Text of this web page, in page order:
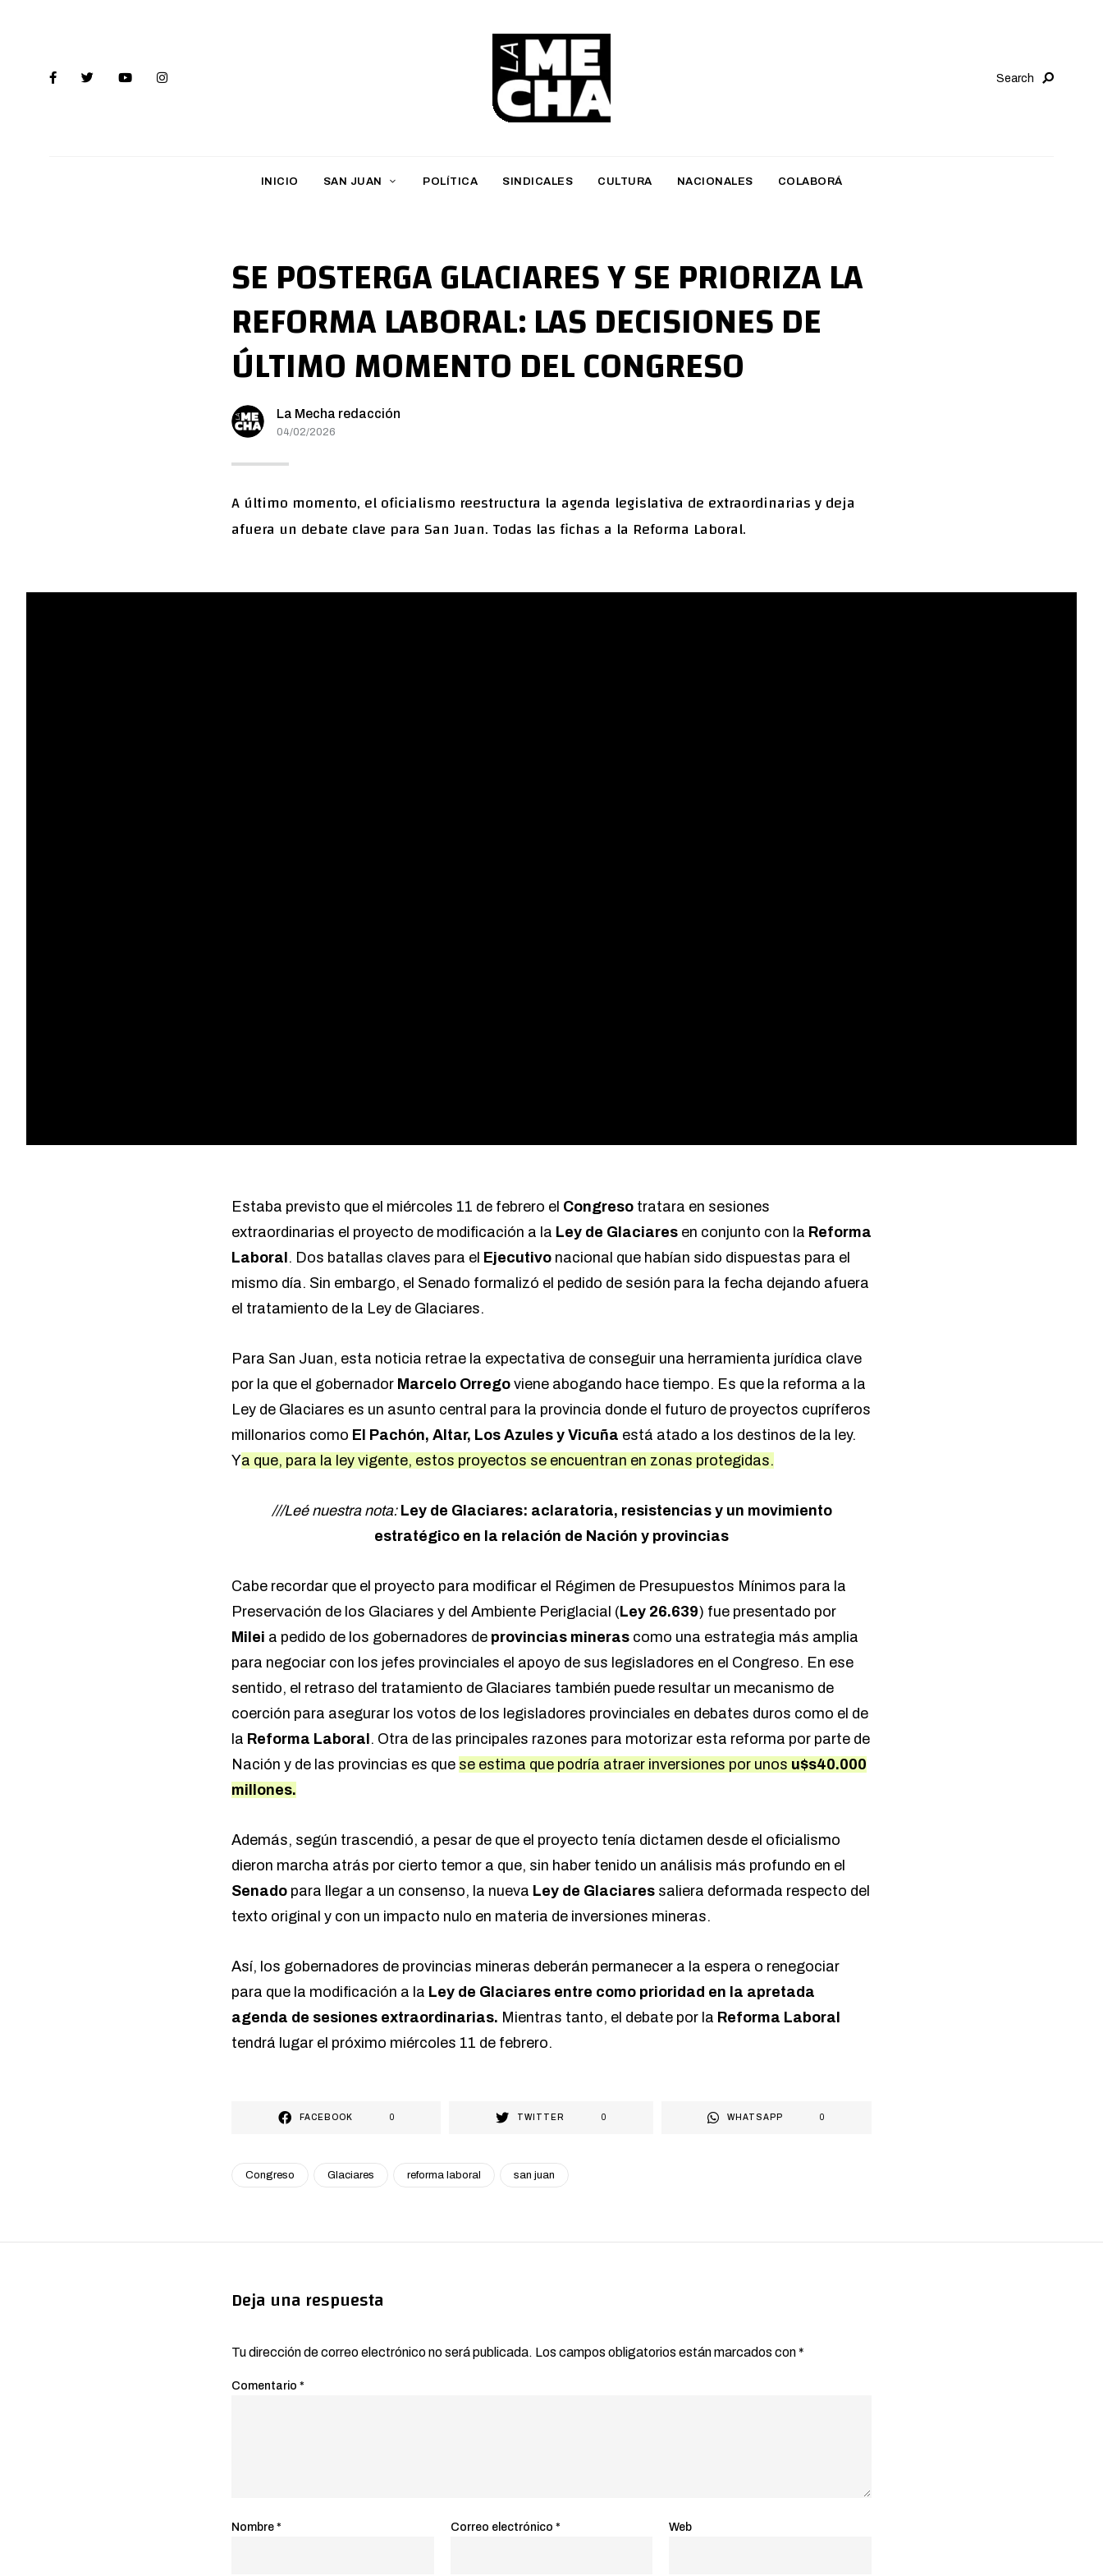
a
M
h
a
Search
INICIO SAN JUAN POLÍTICA SINDICALES CULTURA NACIONALES COLABORÁ
SE POSTERGA GLACIARES Y SE PRIORIZA LA
REFORMA LABORAL: LAS DECISIONES DE
ÚLTIMO MOMENTO DEL CONGRESO
La Mecha redacción
04/02/2026
A último momento, el oficialismo reestructura la agenda legislativa de extraordinarias y deja
afuera un debate clave para San Juan. Todas las fichas a la Reforma Laboral.
Estaba previsto que el miércoles 11 de febrero el Congreso tratara en sesiones
extraordinarias el proyecto de modificación a la Ley de Glaciares en conjunto con la Reforma
Laboral. Dos batallas claves para el Ejecutivo nacional que habían sido dispuestas para el
mismo día. Sin embargo, el Senado formalizó el pedido de sesión para la fecha dejando afuera
el tratamiento de la Ley de Glaciares.
Para San Juan, esta noticia retrae la expectativa de conseguir una herramienta jurídica clave
por la que el gobernador Marcelo Orrego viene abogando hace tiempo. Es que la reforma a la
Ley de Glaciares es un asunto central para la provincia donde el futuro de proyectos cupríferos
millonarios como El Pachón, Altar, Los Azules y Vicuña está atado a los destinos de la ley.
Ya que, para la ley vigente, estos proyectos se encuentran en zonas protegidas.
///Leé nuestra nota: Ley de Glaciares: aclaratoria, resistencias y un movimiento
estratégico en la relación de Nación y provincias
Cabe recordar que el proyecto para modificar el Régimen de Presupuestos Mínimos para la
Preservación de los Glaciares y del Ambiente Periglacial (Ley 26.639) fue presentado por
Milei a pedido de los gobernadores de provincias mineras como una estrategia más amplia
para negociar con los jefes provinciales el apoyo de sus legisladores en el Congreso. En ese
sentido, el retraso del tratamiento de Glaciares también puede resultar un mecanismo de
coerción para asegurar los votos de los legisladores provinciales en debates duros como el de
la Reforma Laboral. Otra de las principales razones para motorizar esta reforma por parte de
Nación y de las provincias es que se estima que podría atraer inversiones por unos u$s40.000
millones.
Además, según trascendió, a pesar de que el proyecto tenía dictamen desde el oficialismo
dieron marcha atrás por cierto temor a que, sin haber tenido un análisis más profundo en el
Senado para llegar a un consenso, la nueva Ley de Glaciares saliera deformada respecto del
texto original y con un impacto nulo en materia de inversiones mineras.
Así, los gobernadores de provincias mineras deberán permanecer a la espera o renegociar
para que la modificación a la Ley de Glaciares entre como prioridad en la apretada
agenda de sesiones extraordinarias. Mientras tanto, el debate por la Reforma Laboral
tendrá lugar el próximo miércoles 11 de febrero.
FACEBOOK 0 TWITTER 0 WHATSAPP 0
Congreso Glaciares reforma laboral san juan
Deja una respuesta
Tu dirección de correo electrónico no será publicada. Los campos obligatorios están marcados con*
Comentario *
Nombre * Correo electrónico * Web